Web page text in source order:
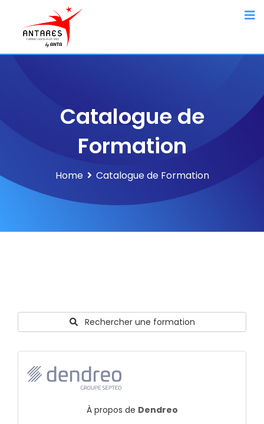
Catalogue de
Formation
Home Catalogue de Formation
Rechercher une formation
À propos de Dendreo